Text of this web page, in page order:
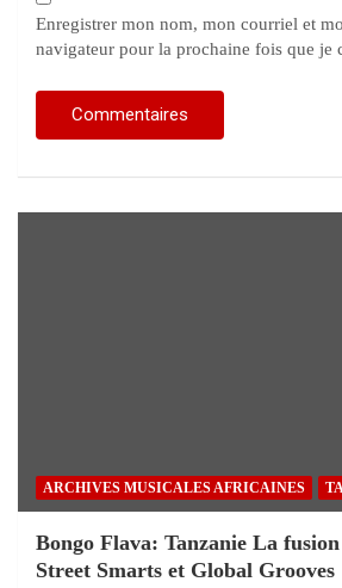
Enregistrer mon nom, mon courriel et
navigateur pour la prochaine fois que je
ARCHIVES MUSICALES AFRICAINES
Bongo Flava: Tanzanie La
Street Smarts et Global Grooves